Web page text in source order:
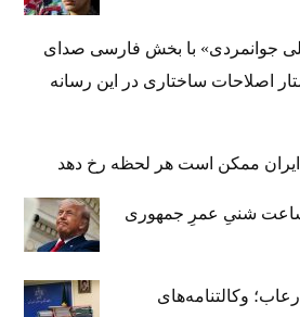
جوانمردی» با بخش فارسی صدای
اصلاحات ساختاری در این رسانه
ایران ممکن است هر لحظه رخ دهد
ساعت شنیِ عمرِ جمهوری
وکالتنامه‌های